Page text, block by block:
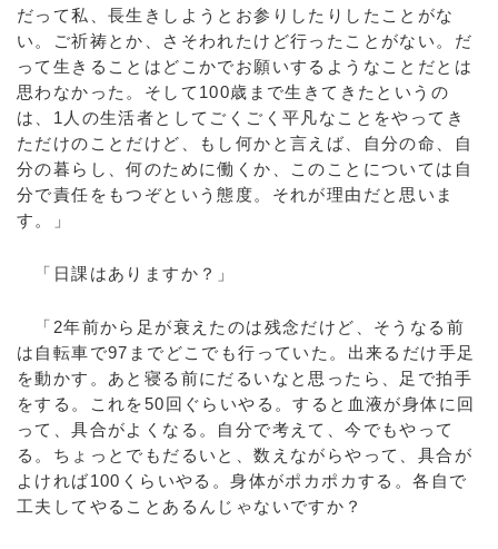
だって私、長生きしようとお参りしたりしたことがな
い。ご祈祷とか、さそわれたけど行ったことがない。だ
って生きることはどこかでお願いするようなことだとは
思わなかった。そして100歳まで生きてきたというの
は、1人の生活者としてごくごく平凡なことをやってき
ただけのことだけど、もし何かと言えば、自分の命、自
分の暮らし、何のために働くか、このことについては自
分で責任をもつぞという態度。それが理由だと思いま
す。」
「日課はありますか？」
「2年前から足が衰えたのは残念だけど、そうなる前
は自転車で97までどこでも行っていた。出来るだけ手足
を動かす。あと寝る前にだるいなと思ったら、足で拍手
をする。これを50回ぐらいやる。すると血液が身体に回
って、具合がよくなる。自分で考えて、今でもやって
る。ちょっとでもだるいと、数えながらやって、具合が
よければ100くらいやる。身体がポカポカする。各自で
工夫してやることあるんじゃないですか？